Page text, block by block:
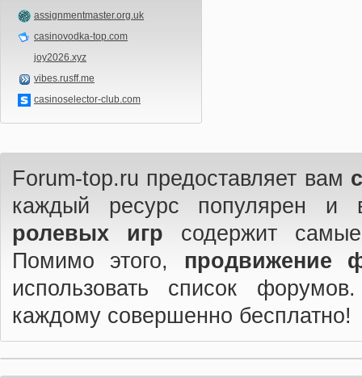
assignmentmaster.org.uk
casinovodka-top.com
joy2026.xyz
vibes.rusff.me
casinoselector-club.com
Forum-top.ru предоставляет вам
каждый ресурс популярен
ролевых игр содержит
Помимо этого, продвижение
использовать список
каждому совершенно бесплатно!